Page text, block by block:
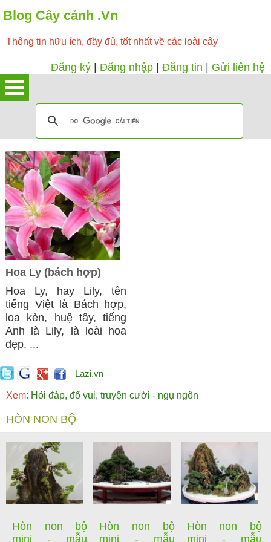
Blog Cây cảnh .Vn
Thông tin hữu ích, đầy đủ, tốt nhất về các loài cây
Đăng ký Đăng nhập Đăng tin Gửi liên hệ
Hoa Ly (bách hợp)
Hoa Ly, hay Lily, tên
tiếng Việt là Bách hợp,
loa kèn, huệ tây, tiếng
Anh là Lily, là loài hoa
đẹp, ...
Lazi.vn
Xem: Hỏi đáp, đố vui, truyện cười - ngụ ngôn
HÒN NON BỘ
Hòn non bộ
mini - mẫu
Hòn non bộ
mini - mẫu
Hòn non bộ
mini - mẫu